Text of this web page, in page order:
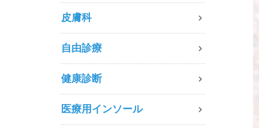
皮膚科
自由診療
健康診断
医療用インソール